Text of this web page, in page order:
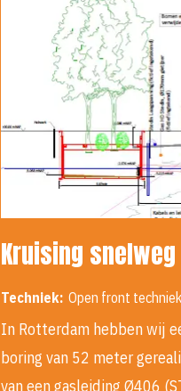
Kruising snelweg
Techniek: Open front techniek
In Rotterdam hebben wij
boring van 52 meter
van een gasleiding Ø406